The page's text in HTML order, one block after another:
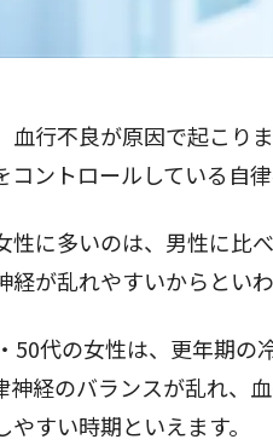
血行不良が原因で起こり
コントロールしている自
性に多いのは、男性に比
経が乱れやすいからといわ
50代の女性は、 更年期の
神経のバランスが乱れ、
やすい時期といえます。